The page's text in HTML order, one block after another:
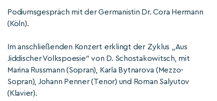
Podiumsgespräch mit der Germanistin Dr. Cora Hermann
(Köln).
Im anschließenden Konzert erklingt der Zyklus „Aus
Jiddischer Volkspoesie“ von D. Schostakowitsch, mit
Marina Russmann (Sopran), Karla Bytnarova (Mezzo-
Sopran), Johann Penner (Tenor) und Roman Salyutov
(Klavier).